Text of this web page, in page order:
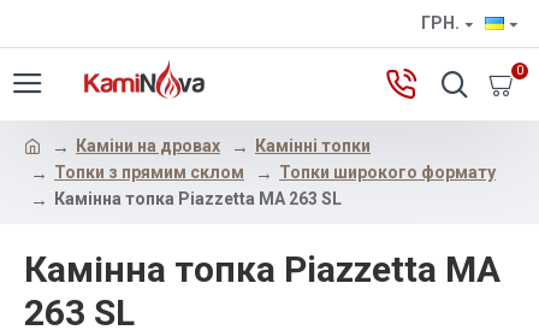
ГРН.
0
Каміни на дровах
Камінні топки
Топки з прямим склом
Топки широкого формату
Камінна топка Piazzetta MA 263 SL
Камінна топка Piazzetta MA
263 SL